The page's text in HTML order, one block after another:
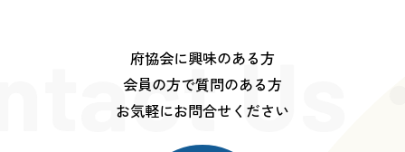
Us
府協会に興味のある方
会員の方で質問のある方
お気軽にお問合せください